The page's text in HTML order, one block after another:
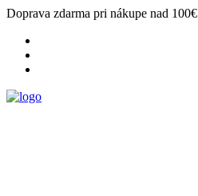
Doprava zdarma pri nákupe nad 100€